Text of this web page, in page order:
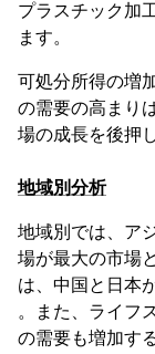
プラスチック加
ます。
可処分所得の増
の需要の高まり
場の成長を後押
地域別分析
地域別では、ア
場が最大の市場
は、中国と日本
。また、ライフ
の需要も増加す